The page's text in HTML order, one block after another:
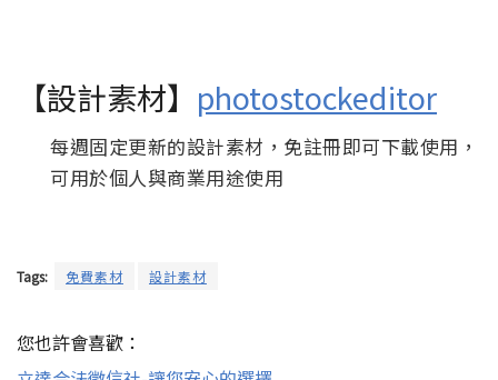
【設計素材】 photostockeditor
每週固定更新的設計素材，免註冊即可下載使用，
可用於個人與商業用途使用
Tags: 免費素材 設計素材
您也許會喜歡：